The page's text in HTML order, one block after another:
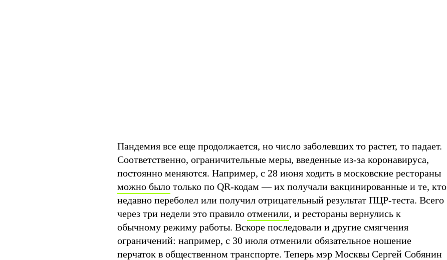
Пандемия все еще продолжается, но число заболевших то растет, то падает.
Соответственно, ограничительные меры, введенные из-за коронавируса,
постоянно меняются. Например, с 28 июня ходить в московские рестораны
можно было только по QR-кодам — их получали вакцинированные и те, кто
недавно переболел или получил отрицательный результат ПЦР-теста. Всего
через три недели это правило отменили, и рестораны вернулись к
обычному режиму работы. Вскоре последовали и другие смягчения
ограничений: например, с 30 июля отменили обязательное ношение
перчаток в общественном транспорте. Теперь мэр Москвы Сергей Собянин